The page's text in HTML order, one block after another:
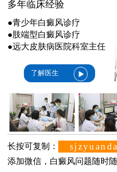
多年临床经验
●青少年白癜风诊疗
●肢端型白癜风诊疗
●远大皮肤病医院科室主任
了解医生
长按可复制： sjzyuanda
添加微信，白癜风问题随时